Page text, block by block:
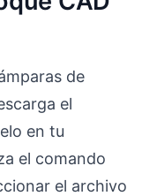
de
el
en tu
el comando
el archivo